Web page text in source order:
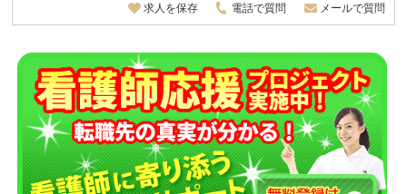
求人を保存 電話で質問 メールで質問